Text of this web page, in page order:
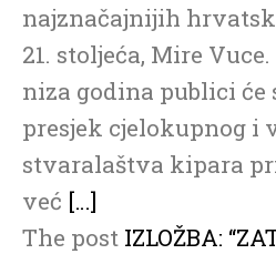
najznačajnijih
21. stoljeća, Mire
niza godina publici će
presjek cjelokupnog i
stvaralaštva kipara
već […]
The post IZLOŽBA: